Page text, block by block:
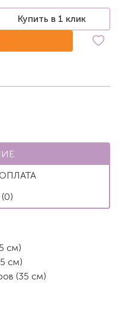
Купить в 1 клик
см)
см)
(35 см)